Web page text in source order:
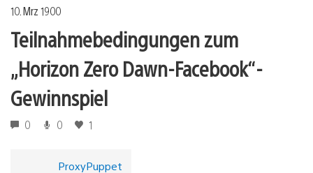
10. Mrz 1900
Teilnahmebedingungen zum
„Horizon Zero Dawn-Facebook“-
Gewinnspiel
0 0 1
ProxyPuppet